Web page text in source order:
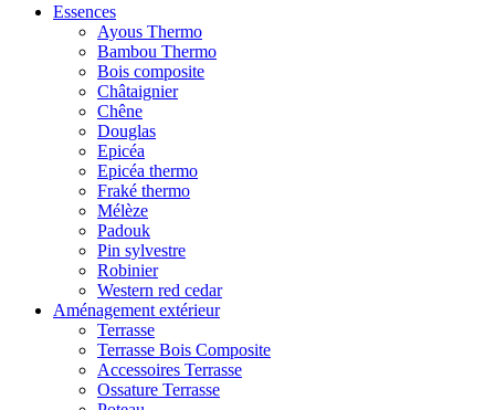
Essences
Ayous Thermo
Bambou Thermo
Bois composite
Châtaignier
Chêne
Douglas
Epicéa
Epicéa thermo
Fraké thermo
Mélèze
Padouk
Pin sylvestre
Robinier
Western red cedar
Aménagement extérieur
Terrasse
Terrasse Bois Composite
Accessoires Terrasse
Ossature Terrasse